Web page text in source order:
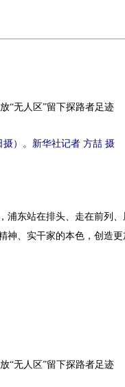
）。新华社记者 方喆 摄
东站在排头、走在前列、
神、实干家的本色，创造